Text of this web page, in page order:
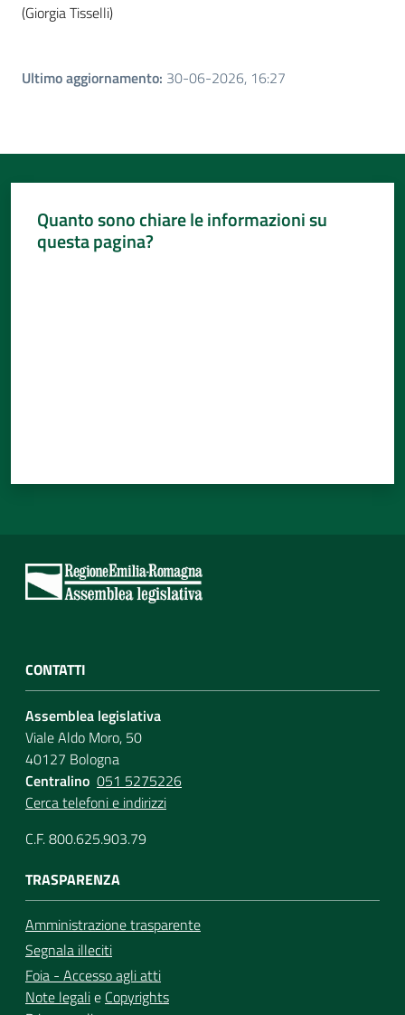
(Giorgia Tisselli)
Ultimo aggiornamento: 30-06-2026, 16:27
Quanto sono chiare le informazioni su
questa pagina?
CONTATTI
Assemblea legislativa
Viale Aldo Moro, 50
40127 Bologna
Centralino 051 5275226
Cerca telefoni e indirizzi
C.F. 800.625.903.79
TRASPARENZA
Amministrazione trasparente
Segnala illeciti
Foia - Accesso agli atti
Note legalie Copyrights